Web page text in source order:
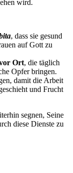
wird.
, dass sie gesund
auf Gott zu
Ort, die täglich
Opfer bringen.
damit die Arbeit
und Frucht
segnen, Seine
diese Dienste zu